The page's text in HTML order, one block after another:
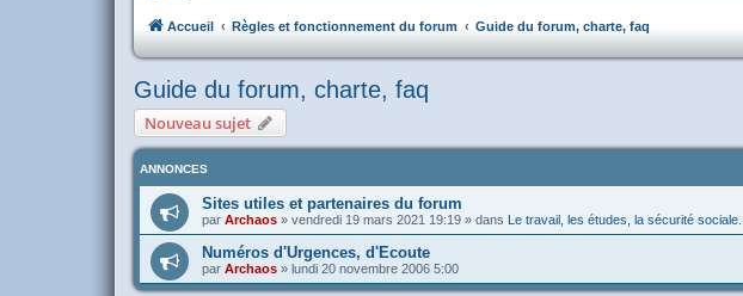
Accueil Règles et fonctionnement du forum Guide du forum, charte, faq
Guide du forum, charte, faq
Nouveau sujet
ANNONCES
Sites utiles et partenaires du forum
par Archaos » vendredi 19 mars 2021 19:19 » dans Le travail, les études, la sécurité sociale...
Numéros d'Urgences, d'Ecoute
par Archaos » lundi 20 novembre 2006 5:00